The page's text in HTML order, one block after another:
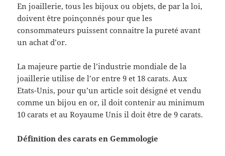
En joaillerie, tous les bijoux ou objets, de par la loi,
doivent être poinçonnés pour que les
consommateurs puissent connaitre la pureté avant
un achat d’or.
La majeure partie de l’industrie mondiale de la
joaillerie utilise de l’or entre 9 et 18 carats. Aux
Etats-Unis, pour qu’un article soit désigné et vendu
comme un bijou en or, il doit contenir au minimum
10 carats et au Royaume Unis il doit être de 9 carats.
Définition des carats en Gemmologie